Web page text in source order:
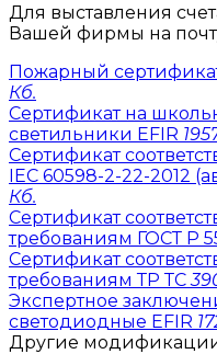
Для выставления
Вашей фирмы на
Пожарный
Кб.
Сертификат на
светильники EFIR
Сертификат
IEC 60598-2-22-2012
Кб.
Сертификат
требованиям ГОСТ Р
Сертификат
требованиям ТР ТС
Экспертное
светодиодные EFIR
Другие модификации